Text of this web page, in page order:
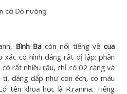
cá Dò nướng
Bình Ba còn nổi tiếng vềcua
xác có hình dáng rất dị lập: phần
rất nhiều râu, chỉ có 02 càng và
dáng dấp như con ếch, có màu
tên khoa học là R.ranina. Tiếng